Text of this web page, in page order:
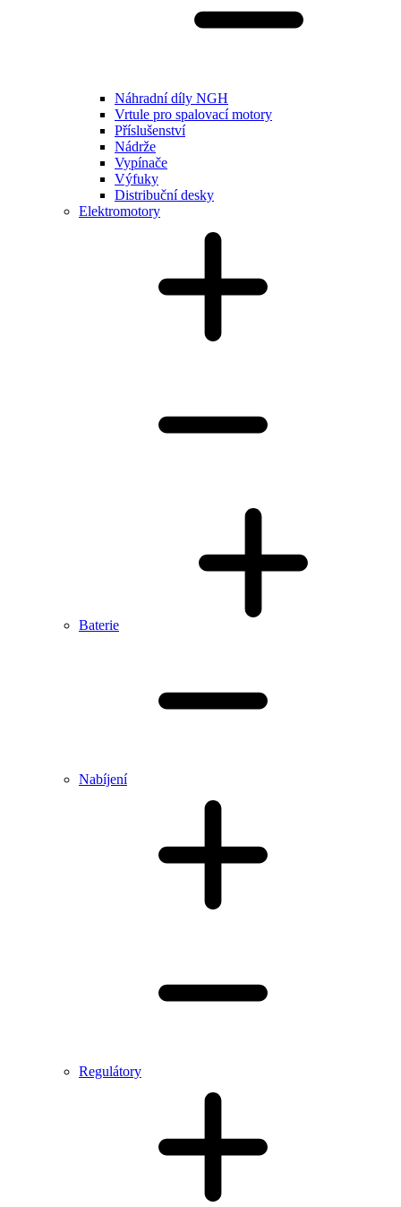
Náhradní díly NGH
Vrtule pro spalovací motory
Příslušenství
Nádrže
Vypínače
Výfuky
Distribuční desky
Elektromotory
Baterie
Nabíjení
Regulátory